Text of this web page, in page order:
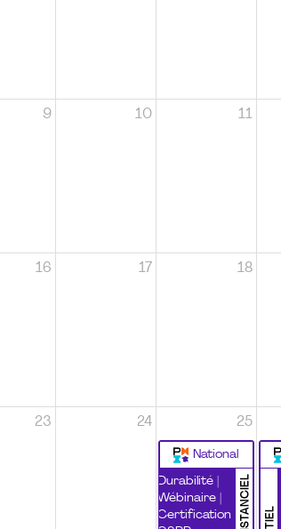
9 10 11
16 17 18
23 24 25
National
DISTANCIEL
Durabilité |
Wébinaire |
Certification